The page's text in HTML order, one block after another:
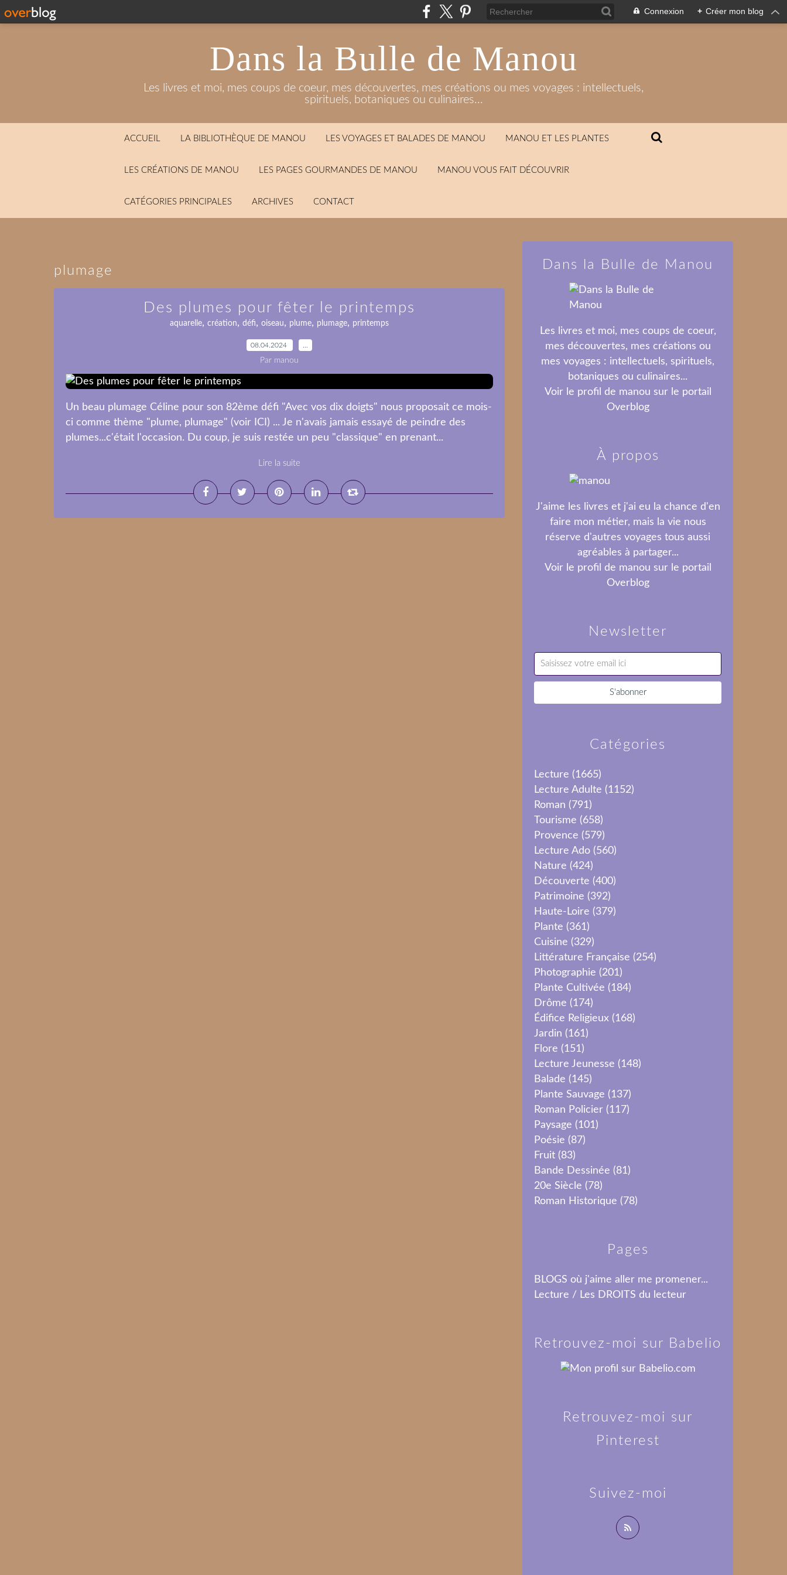
Connexion + Créer mon blog
Dans la Bulle de Manou
Les livres et moi, mes coups de coeur, mes découvertes, mes créations ou mes voyages : intellectuels,
spirituels, botaniques ou culinaires...
ACCUEIL LA BIBLIOTHÈQUE DE MANOU LES VOYAGES ET BALADES DE MANOU MANOU ET LES PLANTES
LES CRÉATIONS DE MANOU LES PAGES GOURMANDES DE MANOU MANOU VOUS FAIT DÉCOUVRIR
CATÉGORIES PRINCIPALES ARCHIVES CONTACT
plumage
Des plumes pour fêter le printemps
aquarelle, création, défi, oiseau, plume, plumage, printemps
08.04.2024
Par manou
Un beau plumage Céline pour son 82ème défi "Avec vos dix doigts" nous proposait ce mois-
ci comme thème "plume, plumage" (voir ICI) ... Je n'avais jamais essayé de peindre des
plumes...c'était l'occasion. Du coup, je suis restée un peu "classique" en prenant...
Lire la suite
Newsletter
Catégories
Lecture (1665)
Lecture Adulte (1152)
Roman (791)
Tourisme (658)
Provence (579)
Lecture Ado (560)
Nature (424)
Découverte (400)
Patrimoine (392)
Haute-Loire (379)
Plante (361)
Cuisine (329)
Littérature Française (254)
Photographie (201)
Plante Cultivée (184)
Drôme (174)
Édifice Religieux (168)
Jardin (161)
Flore (151)
Lecture Jeunesse (148)
Balade (145)
Plante Sauvage (137)
Roman Policier (117)
Paysage (101)
Poésie (87)
Fruit (83)
Bande Dessinée (81)
20e Siècle (78)
Roman Historique (78)
Pages
BLOGS où j'aime aller me promener...
Lecture / Les DROITS du lecteur
Dans la Bulle de Manou
Les livres et moi, mes coups de coeur,
mes découvertes, mes créations ou
mes voyages : intellectuels, spirituels,
botaniques ou culinaires...
Voir le profil de manou sur le portail
Overblog
Suivez-moi
À propos
J'aime les livres et j'ai eu la chance d'en
faire mon métier, mais la vie nous
réserve d'autres voyages tous aussi
agréables à partager...
Voir le profil de manou sur le portail
Overblog
Retrouvez-moi sur Babelio
Retrouvez-moi sur
Pinterest